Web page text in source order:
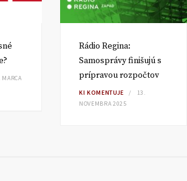
MARCA
Rádio Regina:
Samosprávy finišujú s
prípravou rozpočtov
KI KOMENTUJE
13.
NOVEMBRA 2025